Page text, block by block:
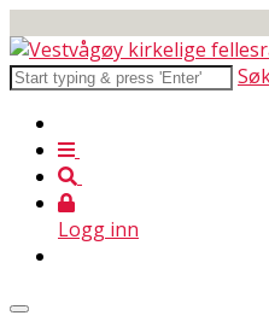
Logg inn